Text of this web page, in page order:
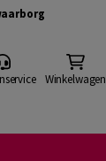
Winkelwagen